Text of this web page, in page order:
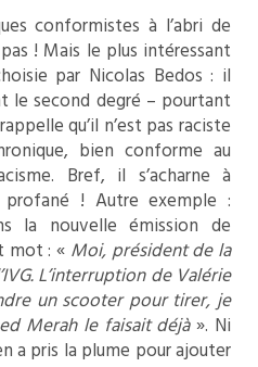
conformistes à l’abri de
! Mais le plus intéressant
par Nicolas Bedos : il
le second degré – pourtant
qu’il n’est pas raciste
bien conforme au
Bref, il s’acharne à
profané ! Autre exemple :
la nouvelle émission de
mot : « Moi, président de la
L’interruption de Valérie
un scooter pour tirer, je
Merah le faisait déjà». Ni
a pris la plume pour ajouter